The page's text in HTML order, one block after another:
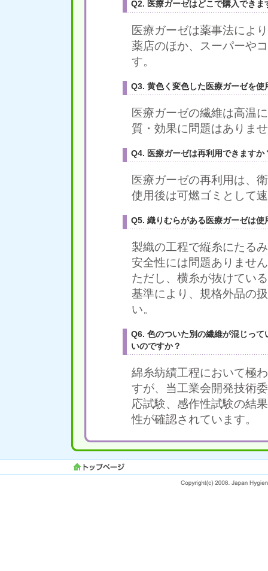
Q2. 医療ガーゼはどこで購入できま
医療ガーゼは薬事法によ
薬店のほか、スーパーや
す。
Q3. 黄色く変色した医療ガーゼを使
医療ガーゼの繊維は高温
質・効果に問題はありま
Q4. 医療ガーゼは再利用できますか
医療ガーゼの再利用は、
使用後は可燃ゴミとして
Q5. 織りむらがある医療ガーゼは使
製織の工程で縦糸にたる
安全性には問題ありませ
ただし、横糸が抜けてい
基準により、規格外品の
い。
Q6. 色のついた別の繊維が混じっ
いのですか？
綿糸紡績工程において極
すが、当工業会開発技術
応試験、感作性試験の結
性が確認されています。